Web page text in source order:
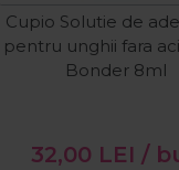
Cupio Solutie de
pentru unghii fara
Bonder 8ml
32,00 LEI /